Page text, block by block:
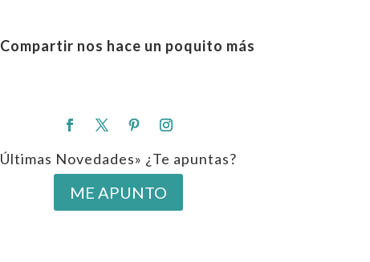
Compartir nos hace un poquito más
Últimas Novedades» ¿Te apuntas?
ME APUNTO